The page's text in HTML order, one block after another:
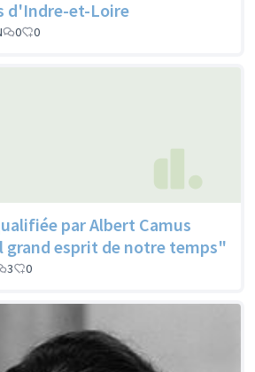
d'Indre-et-Loire
0 0
par Albert Camus
grand esprit de notre temps"
3 0